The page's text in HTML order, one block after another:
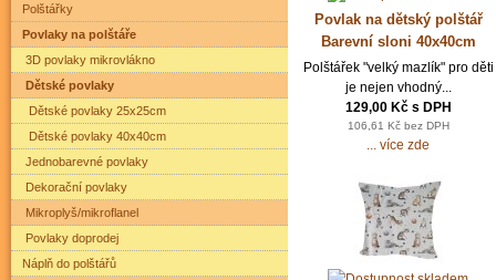
Povlak na dětský polštář
Barevní sloni 40x40cm
Polštářek "velký mazlík" pro děti
je nejen vhodný...
129,00 Kč s DPH
106,61 Kč bez DPH
... více zde
Polštářky
Povlaky na polštáře
3D povlaky mikrovlákno
Dětské povlaky
Dětské povlaky 25x25cm
Dětské povlaky 40x40cm
Jednobarevné povlaky
Dekorační povlaky
Mikroplyš/mikroflanel
Povlaky doprodej
Náplň do polštářů